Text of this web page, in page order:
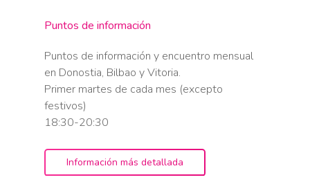
Puntos de información
Puntos de información y encuentro mensual
en Donostia, Bilbao y Vitoria.
Primer martes de cada mes (excepto
festivos)
18:30-20:30
Información más detallada